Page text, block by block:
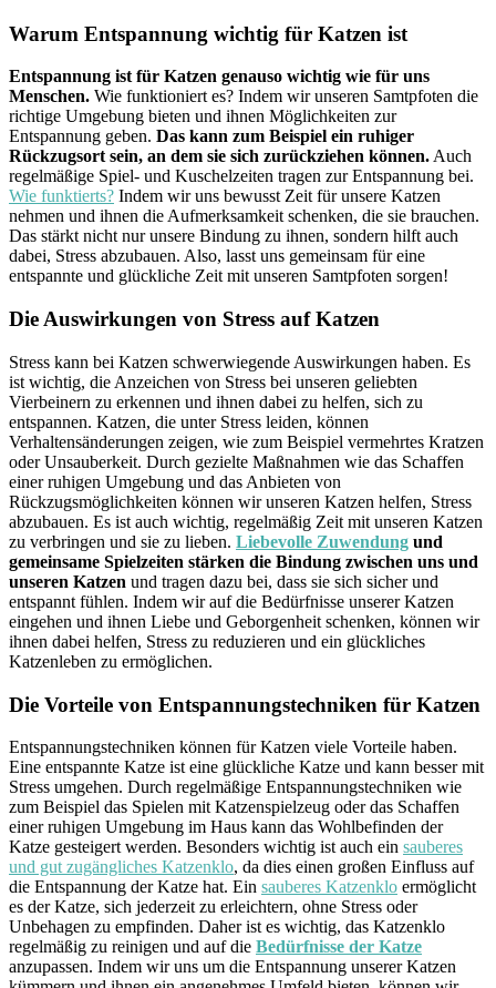
Warum Entspannung wichtig für Katzen ist
Entspannung ist für Katzen genauso wichtig wie für uns
Menschen. Wie funktioniert es? Indem wir unseren Samtpfoten die
richtige Umgebung bieten und ihnen Möglichkeiten zur
Entspannung geben. Das kann zum Beispiel ein ruhiger
Rückzugsort sein, an dem sie sich zurückziehen können. Auch
regelmäßige Spiel- und Kuschelzeiten tragen zur Entspannung bei.
Wie funktierts? Indem wir uns bewusst Zeit für unsere Katzen
nehmen und ihnen die Aufmerksamkeit schenken, die sie brauchen.
Das stärkt nicht nur unsere Bindung zu ihnen, sondern hilft auch
dabei, Stress abzubauen. Also, lasst uns gemeinsam für eine
entspannte und glückliche Zeit mit unseren Samtpfoten sorgen!
Die Auswirkungen von Stress auf Katzen
Stress kann bei Katzen schwerwiegende Auswirkungen haben. Es
ist wichtig, die Anzeichen von Stress bei unseren geliebten
Vierbeinern zu erkennen und ihnen dabei zu helfen, sich zu
entspannen. Katzen, die unter Stress leiden, können
Verhaltensänderungen zeigen, wie zum Beispiel vermehrtes Kratzen
oder Unsauberkeit. Durch gezielte Maßnahmen wie das Schaffen
einer ruhigen Umgebung und das Anbieten von
Rückzugsmöglichkeiten können wir unseren Katzen helfen, Stress
abzubauen. Es ist auch wichtig, regelmäßig Zeit mit unseren Katzen
zu verbringen und sie zu lieben. Liebevolle Zuwendung und
gemeinsame Spielzeiten stärken die Bindung zwischen uns und
unseren Katzen und tragen dazu bei, dass sie sich sicher und
entspannt fühlen. Indem wir auf die Bedürfnisse unserer Katzen
eingehen und ihnen Liebe und Geborgenheit schenken, können wir
ihnen dabei helfen, Stress zu reduzieren und ein glückliches
Katzenleben zu ermöglichen.
Die Vorteile von Entspannungstechniken für Katzen
Entspannungstechniken können für Katzen viele Vorteile haben.
Eine entspannte Katze ist eine glückliche Katze und kann besser mit
Stress umgehen. Durch regelmäßige Entspannungstechniken wie
zum Beispiel das Spielen mit Katzenspielzeug oder das Schaffen
einer ruhigen Umgebung im Haus kann das Wohlbefinden der
Katze gesteigert werden. Besonders wichtig ist auch ein sauberes
und gut zugängliches Katzenklo, da dies einen großen Einfluss auf
die Entspannung der Katze hat. Ein sauberes Katzenklo ermöglicht
es der Katze, sich jederzeit zu erleichtern, ohne Stress oder
Unbehagen zu empfinden. Daher ist es wichtig, das Katzenklo
regelmäßig zu reinigen und auf die Bedürfnisse der Katze
anzupassen. Indem wir uns um die Entspannung unserer Katzen